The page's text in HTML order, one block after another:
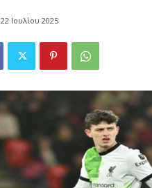
22 Ιουλίου 2025